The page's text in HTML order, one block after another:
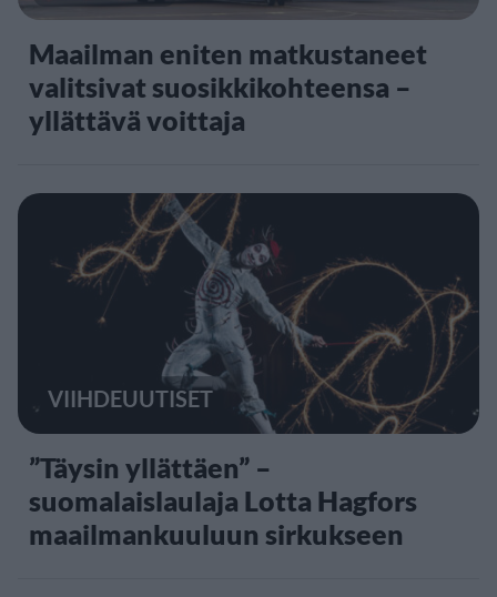
Maailman eniten matkustaneet
valitsivat suosikkikohteensa –
yllättävä voittaja
VIIHDEUUTISET
”Täysin yllättäen” –
suomalaislaulaja Lotta Hagfors
maailmankuuluun sirkukseen